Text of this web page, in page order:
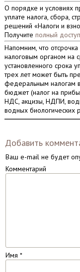
О порядке и условиях
уплате налога, сбора,
решений «Налоги и
Получите полный доступ
Напомним, что
налоговым органом на
установленного срока
трех лет может быть
федеральным налогам
бюджет (налог на
НДС, акцизы, НДПИ,
водных биологических
Добавить
Ваш e-mail не будет
Комментарий
Имя *